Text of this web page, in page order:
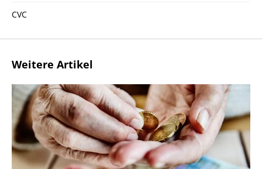
CVC
Weitere Artikel